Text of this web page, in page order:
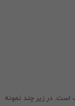
در زیر چند نمونه